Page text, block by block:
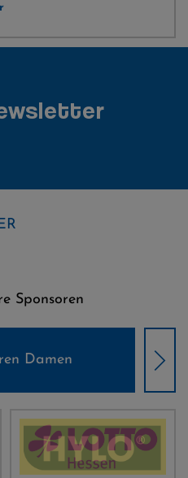
Sponsoren
Damen